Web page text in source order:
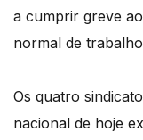
a cumprir greve
normal de
Os quatro
nacional de hoje